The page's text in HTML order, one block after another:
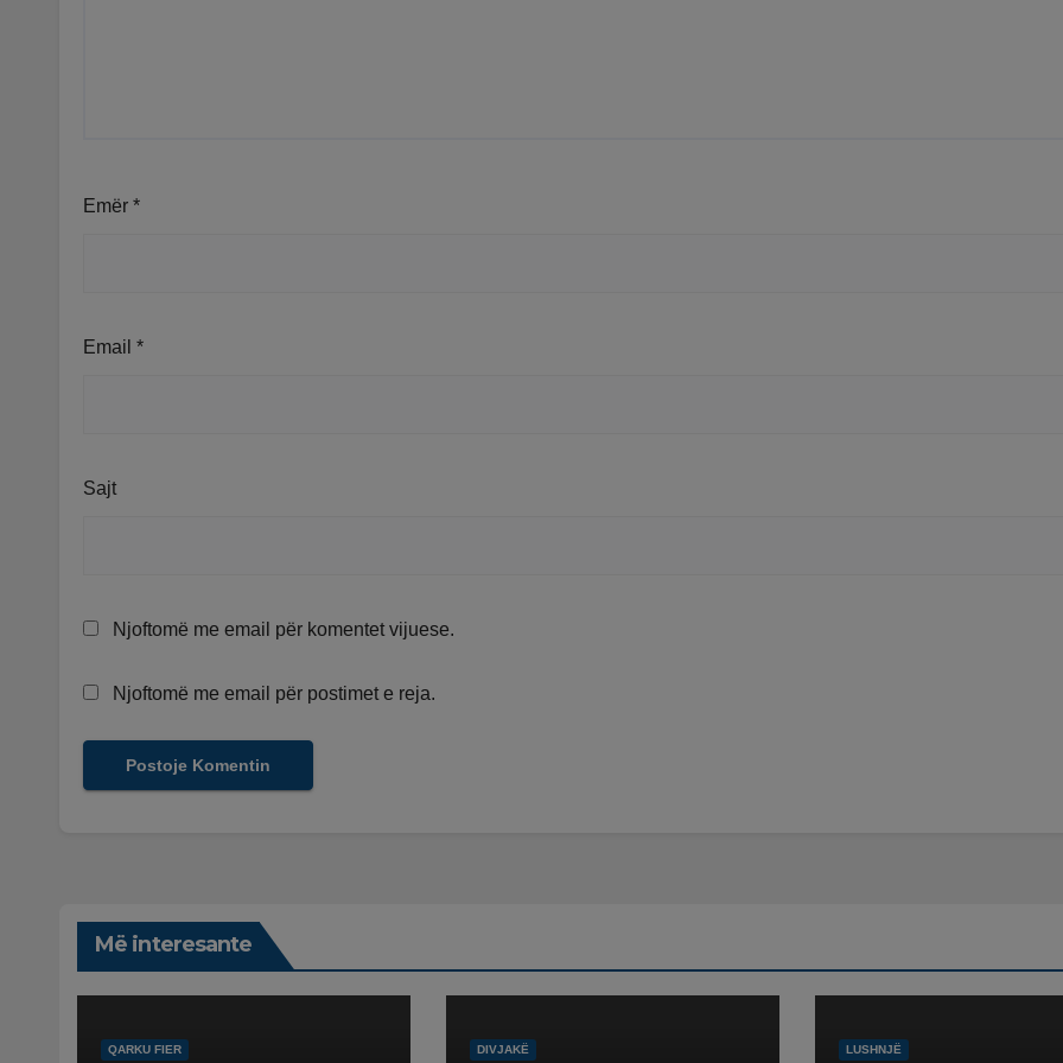
Emër *
Email *
Sajt
Njoftomë me email për komentet vijuese.
Njoftomë me email për postimet e reja.
Më interesante
QARKU FIER DIVJAKË LUSHNJË